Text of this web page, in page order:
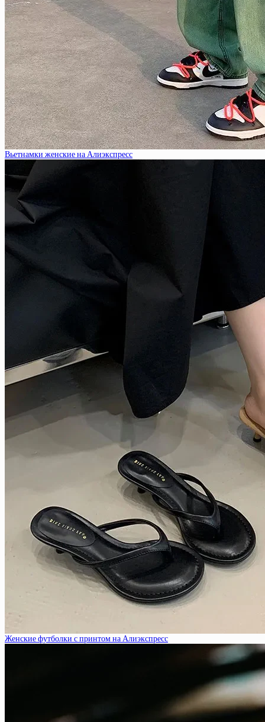
Вьетнамки женские на Алиэкспресс
Женские футболки с принтом на Алиэкспресс